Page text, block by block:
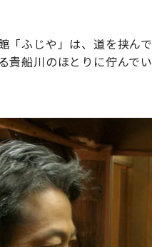
「ふじや」は、道を挟ん
貴船川のほとりに佇んで